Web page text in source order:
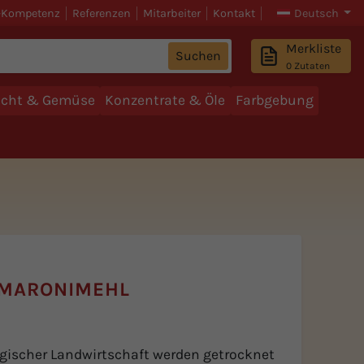
Referenzen Mitarbeiter Kontakt Deutsch
Suchen Merkliste
0 Zutaten
& Gemüse Konzentrate & Öle Farbgebung
Landwirtschaft werden getrocknet